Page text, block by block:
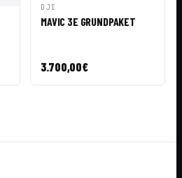
VISTA
DJI
MAVIC 3E GRUNDPAKET
3.700,00€